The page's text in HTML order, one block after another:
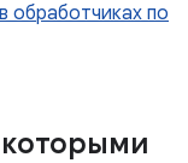
обработчиках по